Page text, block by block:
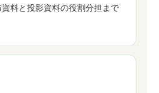
料と投影資料の役割分担まで